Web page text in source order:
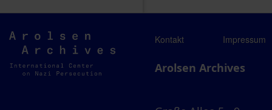
Arolsen
Archives
Kontakt Impressum
Arolsen Archives